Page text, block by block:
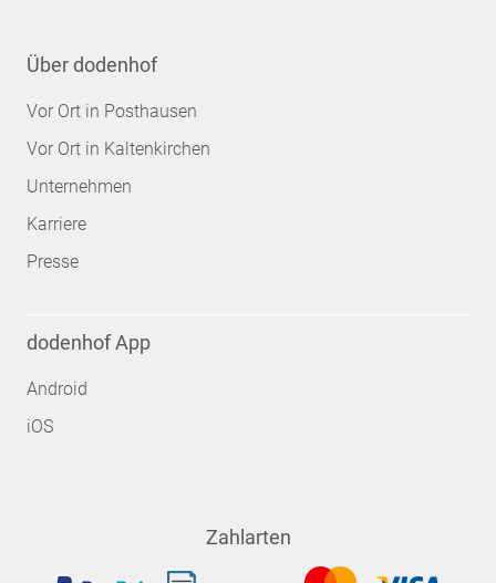
Über dodenhof
Vor Ort in Posthausen
Vor Ort in Kaltenkirchen
Unternehmen
Karriere
Presse
dodenhof App
Android
iOS
Zahlarten